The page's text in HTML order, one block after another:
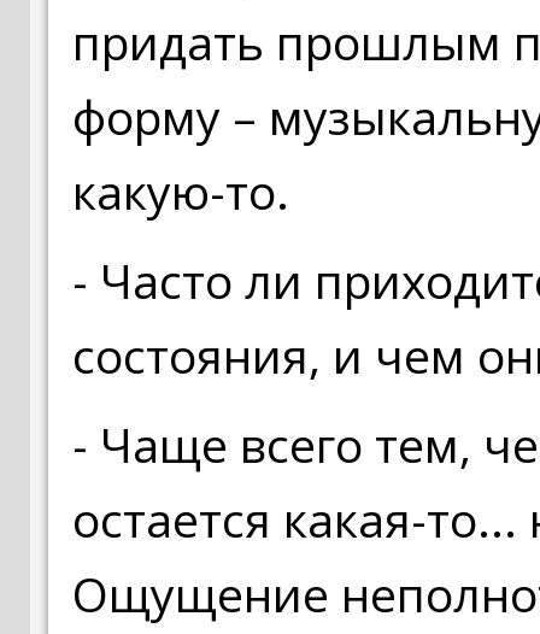
придать прошлым
форму –
какую-то.
- Часто ли
состояния, и чем
- Чаще всего тем,
остается какая-
Ощущение